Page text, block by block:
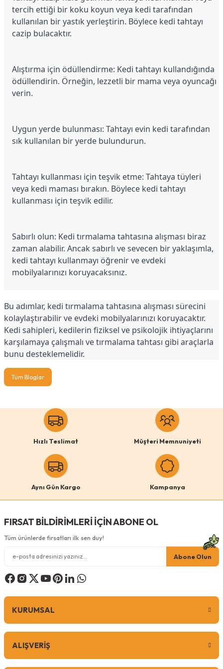
Köpek Ödül Mamaları Ve Yaş
tercih ettiği bir koku koyun veya kedi tarafından
kullanılan bir yastık yerleştirin. Böylece kedi tahtayı
cazip bulacaktır.
Alıştırma için ödüllendirme: Kedi tahtayı kullandığında
ödüllendirin. Örneğin, lezzetli bir mama veya oyuncağı
verin.
Uygun yerde bulunması: Tahtayı evin kedi tarafından
sık kullanılan bir yerde bulundurun.
Tahtayı kullanması için teşvik etme: Tahtaya tüyleri
veya kedi maması bırakın. Böylece kedi tahtayı
kullanması için teşvik edilir.
Sabırlı olun: Kedi tırmalama tahtasına alışması biraz
zaman alabilir. Ancak sabırlı ve sevecen bir yaklaşımla,
kedi tahtayı kullanmayı öğrenir ve evdeki
mobilyalarınızı koruyacaksınız.
Bu adımlar, kedi tırmalama tahtasına alışması sürecini
kolaylaştırabilir ve evdeki mobilyalarınızı koruyacaktır.
Kedi sahipleri, kedilerin fiziksel ve psikolojik ihtiyaçlarını
karşılamaya çalışmalı ve tırmalama tahtası gibi araçlarla
bunu desteklemelidir.
Tüm Bloglar
Hızlı Teslimat Müşteri Memnuniyeti
Aynı Gün Kargo Kampanya
FIRSAT BİLDİRİMLERİ İÇİN ABONE OL
Tüm ürünlerde fırsatları ilk sen duy!
Abone Olun
KURUMSAL
ALIŞVERİŞ